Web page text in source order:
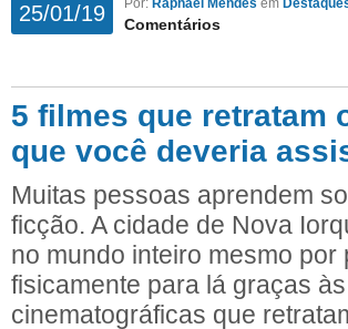
25/01/19 Por: Raphael Mendes em
Comentários
5 filmes que retratam
que você deveria
Muitas pessoas aprendem
ficção. A cidade de Nova
no mundo inteiro mesmo
fisicamente para lá graças
cinematográficas que